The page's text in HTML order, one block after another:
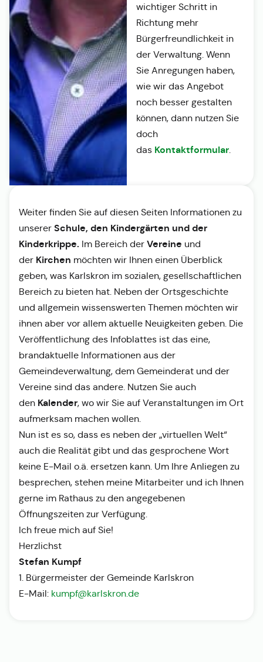
wichtiger Schritt in
Richtung mehr
Bürgerfreundlichkeit in
der Verwaltung. Wenn
Sie Anregungen haben,
wie wir das Angebot
noch besser gestalten
können, dann nutzen Sie
doch
das Kontaktformular.
Weiter finden Sie auf diesen Seiten Informationen zu
unserer Schule, den Kindergärten und der
Kinderkrippe. Im Bereich der Vereine und
der Kirchen möchten wir Ihnen einen Überblick
geben, was Karlskron im sozialen, gesellschaftlichen
Bereich zu bieten hat. Neben der Ortsgeschichte
und allgemein wissenswerten Themen möchten wir
ihnen aber vor allem aktuelle Neuigkeiten geben. Die
Veröffentlichung des Infoblattes ist das eine,
brandaktuelle Informationen aus der
Gemeindeverwaltung, dem Gemeinderat und der
Vereine sind das andere. Nutzen Sie auch
den Kalender, wo wir Sie auf Veranstaltungen im Ort
aufmerksam machen wollen.
Nun ist es so, dass es neben der „virtuellen Welt“
auch die Realität gibt und das gesprochene Wort
keine E-Mail o.ä. ersetzen kann. Um Ihre Anliegen zu
besprechen, stehen meine Mitarbeiter und ich Ihnen
gerne im Rathaus zu den angegebenen
Öffnungszeiten zur Verfügung.
Ich freue mich auf Sie!
Herzlichst
Stefan Kumpf
1. Bürgermeister der Gemeinde Karlskron
E-Mail: kumpf@karlskron.de